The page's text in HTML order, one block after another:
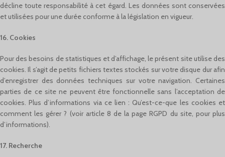
décline toute responsabilité à cet égard. Les données sont conservées
et utilisées pour une durée conforme à la législation en vigueur.
16. Cookies
Pour des besoins de statistiques et d’affichage, le présent site utilise des
cookies. Il s’agit de petits fichiers textes stockés sur votre disque dur afin
d’enregistrer des données techniques sur votre navigation. Certaines
parties de ce site ne peuvent être fonctionnelle sans l’acceptation de
cookies. Plus d’informations via ce lien : Qu’est-ce-que les cookies et
comment les gérer ? (voir article 8 de la page RGPD du site, pour plus
d’informations).
17. Recherche